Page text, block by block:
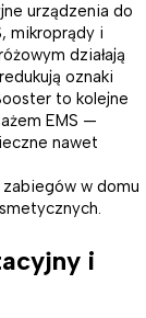
urządzenia do
mikroprądy i
działają
oznaki
to kolejne
EMS —
nawet
zabiegów w domu
i